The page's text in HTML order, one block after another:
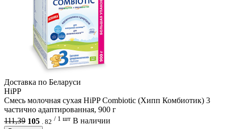
Доcтавка по Беларуси
HiPP
Смесь молочная сухая HiPP Combiotic (Хипп Комбиотик) 3
частично адаптированная, 900 г
111,39 105 82 / 1 шт В наличии